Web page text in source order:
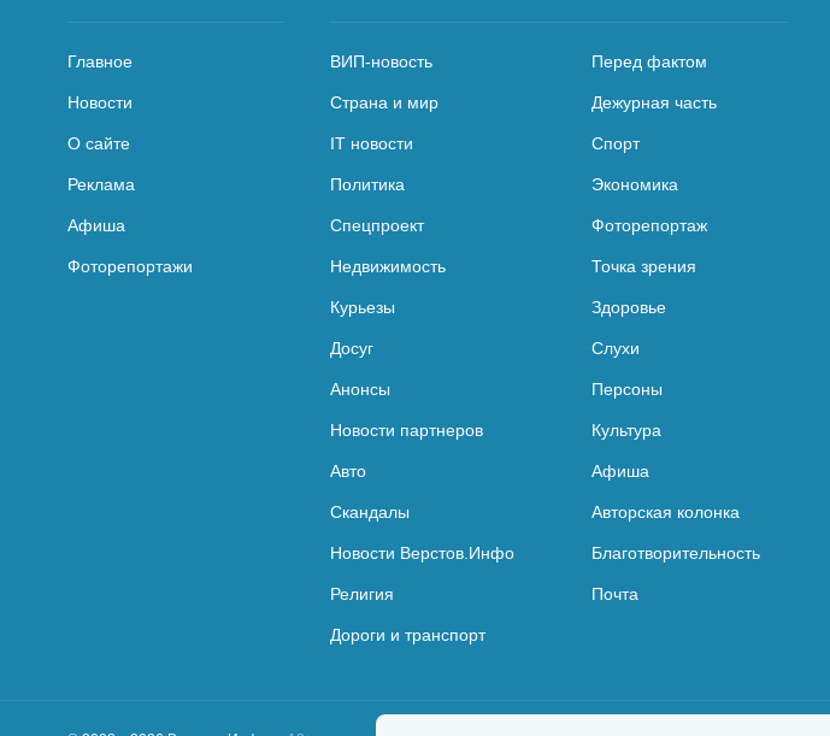
Главное
Новости
О сайте
Реклама
Афиша
Фоторепортажи
ВИП-новость Перед фактом
Страна и мир Дежурная часть
IT новости Спорт
Политика Экономика
Спецпроект Фоторепортаж
Недвижимость Точка зрения
Курьезы Здоровье
Досуг Слухи
Анонсы Персоны
Новости партнеров Культура
Авто Афиша
Скандалы Авторская колонка
Новости Верстов.Инфо Благотворительность
Религия Почта
Дороги и транспорт